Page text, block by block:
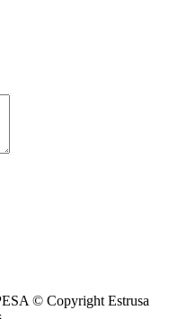
© Copyright Estrusa